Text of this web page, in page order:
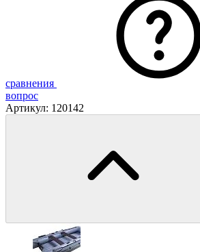
сравнения
вопрос
Артикул: 120142